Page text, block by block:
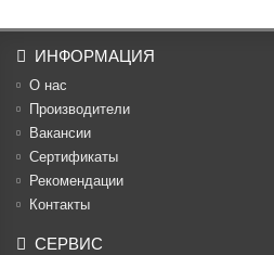
ИНФОРМАЦИЯ
О нас
Производители
Вакансии
Cертификаты
Рекомендации
Контакты
СЕРВИС